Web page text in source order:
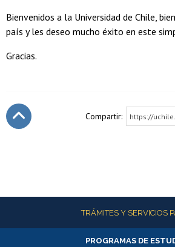
Bienvenidos a la Universidad de Chile,
país y les deseo mucho éxito en este
Gracias.
Compartir: https://
Más informaciónTRÁMITES Y SERVICIOS
Alumnas/os y
PROGRAMAS DE